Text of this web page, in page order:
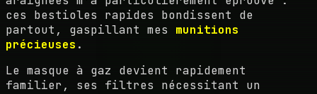
ces bestioles rapides bondissent de
partout, gaspillant mes munitions
précieuses .
Le masque à gaz devient rapidement
familier, ses filtres nécessitant un